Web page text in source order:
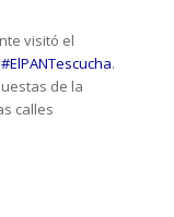
visitó el
#ElPANTescucha.
de la
calles